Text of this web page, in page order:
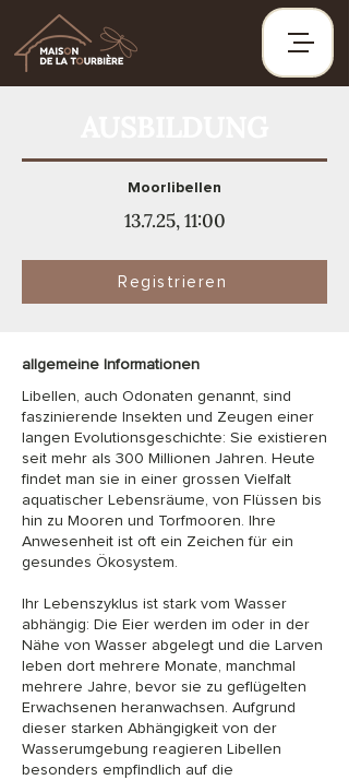
Moorlibellen
13.7.25, 11:00
Registrieren
allgemeine Informationen
Libellen, auch Odonaten genannt, sind
faszinierende Insekten und Zeugen einer
langen Evolutionsgeschichte: Sie existieren
seit mehr als 300 Millionen Jahren. Heute
findet man sie in einer grossen Vielfalt
aquatischer Lebensräume, von Flüssen bis
hin zu Mooren und Torfmooren. Ihre
Anwesenheit ist oft ein Zeichen für ein
gesundes Ökosystem.
Ihr Lebenszyklus ist stark vom Wasser
abhängig: Die Eier werden im oder in der
Nähe von Wasser abgelegt und die Larven
leben dort mehrere Monate, manchmal
mehrere Jahre, bevor sie zu geflügelten
Erwachsenen heranwachsen. Aufgrund
dieser starken Abhängigkeit von der
Wasserumgebung reagieren Libellen
besonders empfindlich auf die